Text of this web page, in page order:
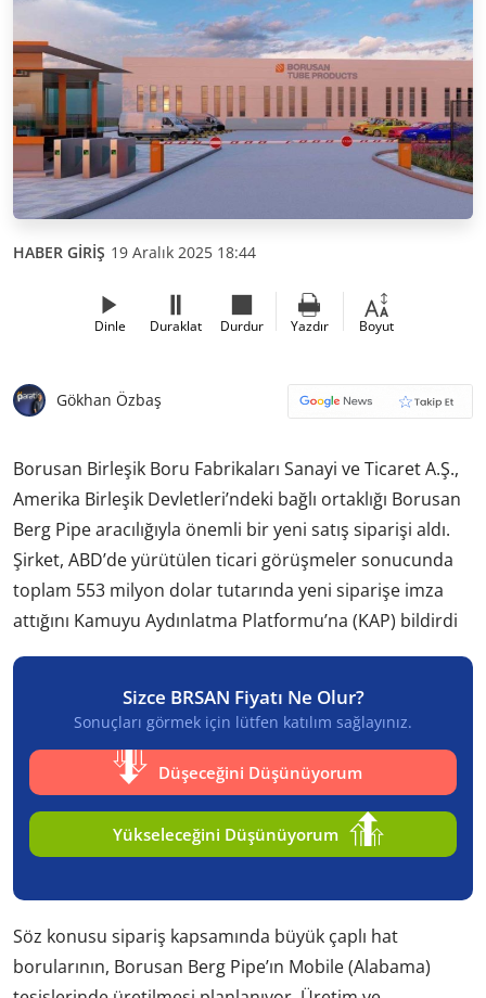
HABER GİRİŞ 19 Aralık 2025 18:44
Dinle Duraklat Durdur Yazdır Boyut
Gökhan Özbaş
Borusan Birleşik Boru Fabrikaları Sanayi ve Ticaret A.Ş.,
Amerika Birleşik Devletleri’ndeki bağlı ortaklığı Borusan
Berg Pipe aracılığıyla önemli bir yeni satış siparişi aldı.
Şirket, ABD’de yürütülen ticari görüşmeler sonucunda
toplam 553 milyon dolar tutarında yeni siparişe imza
attığını Kamuyu Aydınlatma Platformu’na (KAP) bildirdi
Sizce BRSAN Fiyatı Ne Olur?
Sonuçları görmek için lütfen katılım sağlayınız.
Düşeceğini Düşünüyorum
Yükseleceğini Düşünüyorum
Söz konusu sipariş kapsamında büyük çaplı hat
borularının, Borusan Berg Pipe’ın Mobile (Alabama)